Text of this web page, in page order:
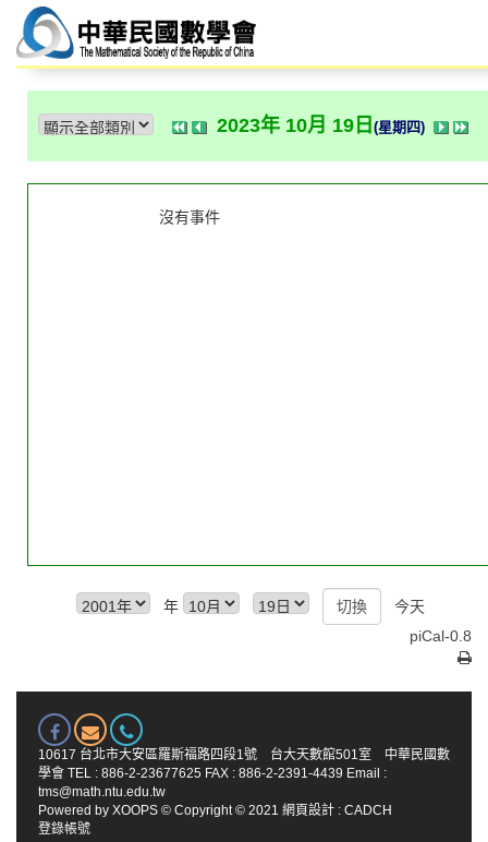
2023年 10月 19日 (星期四)
沒有事件
年
今天
piCal-0.8
10617 台北市大安區羅斯福路四段1號 台大天數館501室 中華民國數
學會 TEL : 886-2-23677625 FAX : 886-2-2391-4439 Email :
tms@math.ntu.edu.tw
Powered by XOOPS © Copyright © 2021 網頁設計 : CADCH
登錄帳號